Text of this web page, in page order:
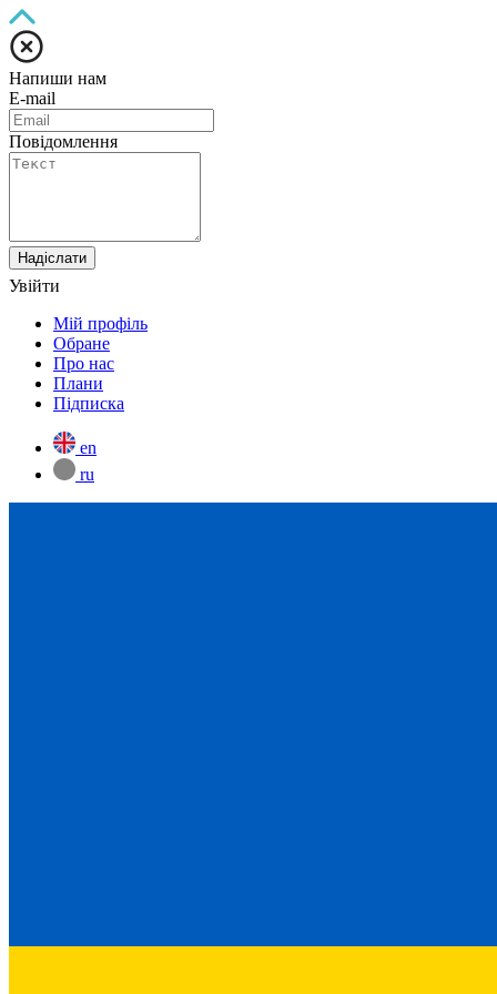
Напиши нам
E-mail
Повідомлення
Надіслати
Увійти
Мій профіль
Обране
Про нас
Плани
Підписка
en
ru